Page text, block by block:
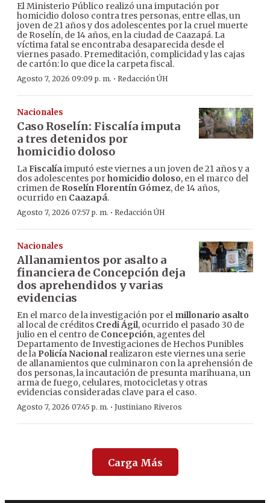
El Ministerio Público realizó una imputación por
homicidio doloso contra tres personas, entre ellas, un
joven de 21 años y dos adolescentes por la cruel muerte
de Roselín, de 14 años, en la ciudad de Caazapá. La
víctima fatal se encontraba desaparecida desde el
viernes pasado. Premeditación, complicidad y las cajas
de cartón: lo que dice la carpeta fiscal.
Agosto 7, 2026 09:09 p. m. · Redacción ÚH
Nacionales
Caso Roselín: Fiscalía imputa
a tres detenidos por
homicidio doloso
LaFiscalíaimputó este viernes a un joven de 21 años y a
dos adolescentes porhomicidio doloso, en el marco del
crimen de Roselín Florentín Gómez, de 14 años,
ocurrido en Caazapá.
Agosto 7, 2026 07:57 p. m. · Redacción ÚH
Nacionales
Allanamientos por asalto a
financiera de Concepción deja
dos aprehendidos y varias
evidencias
En el marco de la investigación por el millonario asalto
al local de créditos Credi Ágil, ocurrido el pasado 30 de
julio en el centro de Concepción, agentes del
Departamento de Investigaciones de Hechos Punibles
de la Policía Nacionalrealizaron este viernes una serie
de allanamientos que culminaron con la aprehensión de
dos personas, la incautación de presunta marihuana, un
arma de fuego, celulares, motocicletas y otras
evidencias consideradas clave para el caso.
Agosto 7, 2026 07:45 p. m. · Justiniano Riveros
Carga Más